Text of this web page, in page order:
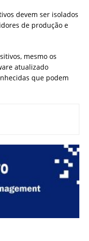
devem ser isolados
de produção e
mesmo os
atualizado
que podem